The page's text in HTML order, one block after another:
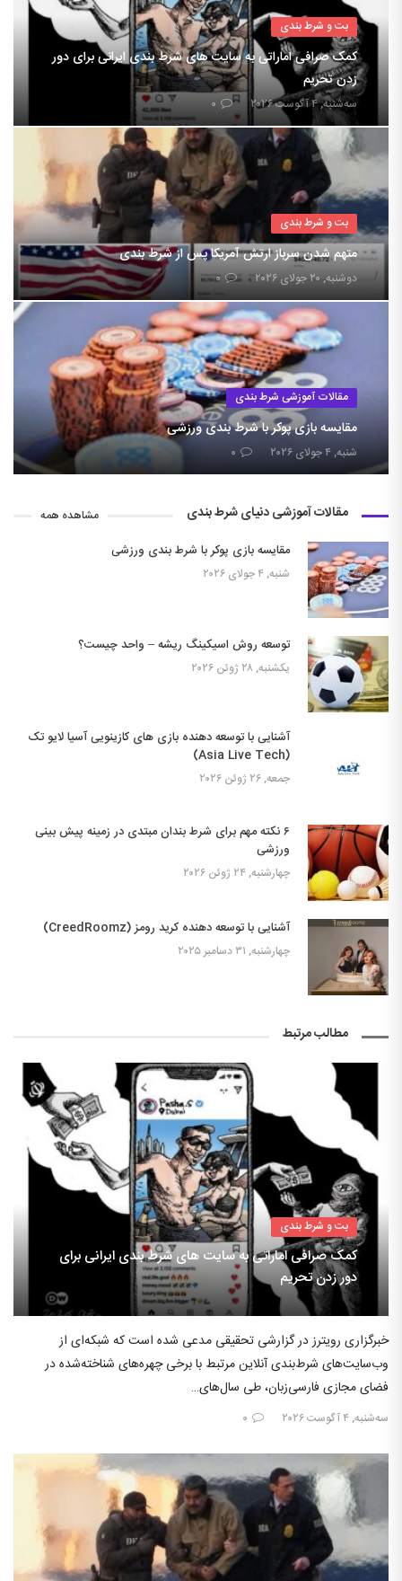
بت و شرط بندی
کمک صرافی اماراتی به سایت های شرط بندی ایرانی برای دور
زدن تحریم
سه‌شنبه, ۴ آگوست ۲۰۲۶ ۰
بت و شرط بندی
متهم شدن سرباز ارتش آمریکا پس از شرط بندی
دوشنبه, ۲۰ جولای ۲۰۲۶ ۰
مقالات آموزشی شرط بندی
مقایسه بازی پوکر با شرط بندی ورزشی
شنبه, ۴ جولای ۲۰۲۶ ۰
مقالات آموزشی دنیای شرط بندی مشاهده همه
مقایسه بازی پوکر با شرط بندی ورزشی
شنبه, ۴ جولای ۲۰۲۶
توسعه روش اسیکینگ ریشه – واحد چیست؟
یکشنبه, ۲۸ ژوئن ۲۰۲۶
آشنایی با توسعه دهنده بازی های کازینویی آسیا لایو تک
(Asia Live Tech)
جمعه, ۲۶ ژوئن ۲۰۲۶
۶ نکته مهم برای شرط بندان مبتدی در زمینه پیش بینی
ورزشی
چهارشنبه, ۲۴ ژوئن ۲۰۲۶
آشنایی با توسعه دهنده کرید رومز (CreedRoomz)
چهارشنبه, ۳۱ دسامبر ۲۰۲۵
مطالب مرتبط
بت و شرط بندی
کمک صرافی اماراتی به سایت های شرط بندی ایرانی برای
دور زدن تحریم
خبرگزاری رویترز در گزارشی تحقیقی مدعی شده است که شبکه‌ای از
وب‌سایت‌های شرط‌بندی آنلاین مرتبط با برخی چهره‌های شناخته‌شده در
فضای مجازی فارسی‌زبان، طی سال‌های…
سه‌شنبه, ۴ آگوست ۲۰۲۶ ۰